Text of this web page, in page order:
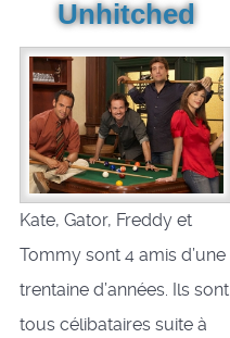
Unhitched
Kate, Gator, Freddy et
Tommy sont 4 amis d’une
trentaine d’années. Ils sont
tous célibataires suite à